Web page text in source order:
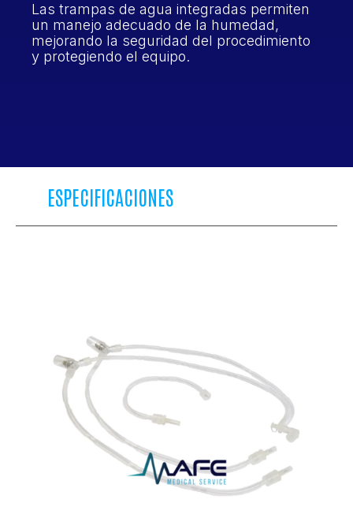
Las trampas de agua integradas permiten
un manejo adecuado de la humedad,
mejorando la seguridad del procedimiento
y protegiendo el equipo.
ESPECIFICACIONES